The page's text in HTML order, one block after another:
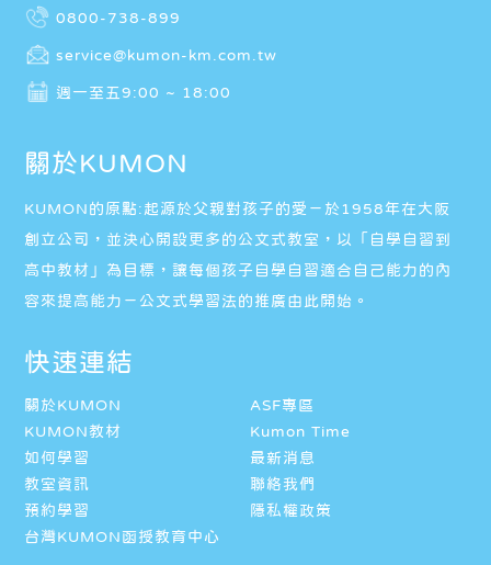
0800-738-899
service@kumon-km.com.tw
週一至五9:00 ~ 18:00
關於KUMON
KUMON的原點:起源於父親對孩子的愛－於1958年在大阪
創立公司，並決心開設更多的公文式教室，以「自學自習到
高中教材」為目標，讓每個孩子自學自習適合自己能力的內
容來提高能力－公文式學習法的推廣由此開始。
快速連結
關於KUMON
ASF專區
KUMON教材
Kumon Time
如何學習
最新消息
教室資訊
聯絡我們
預約學習
隱私權政策
台灣KUMON函授教育中心